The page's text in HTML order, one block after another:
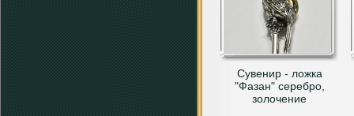
Сувенир - ложка
"Фазан" серебро,
золочение